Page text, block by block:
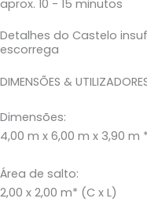
aprox. 10 - 15 minutos
Detalhes do Castelo
escorrega
DIMENSÕES &
Dimensões:
4,00 m x 6,00 m x 3,90 m
Área de salto:
2,00 x 2,00 m* (C x L)